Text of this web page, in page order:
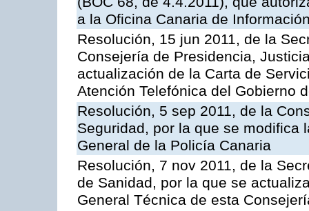
a la Oficina Canaria de
Resolución, 15 jun 2011, de la
Consejería de Presidencia,
actualización de la Carta de
Atención Telefónica del Gobierno
Resolución, 5 sep 2011, de la
Seguridad, por la que se modifica
General de la Policía Canaria
Resolución, 7 nov 2011, de la
de Sanidad, por la que se
General Técnica de esta